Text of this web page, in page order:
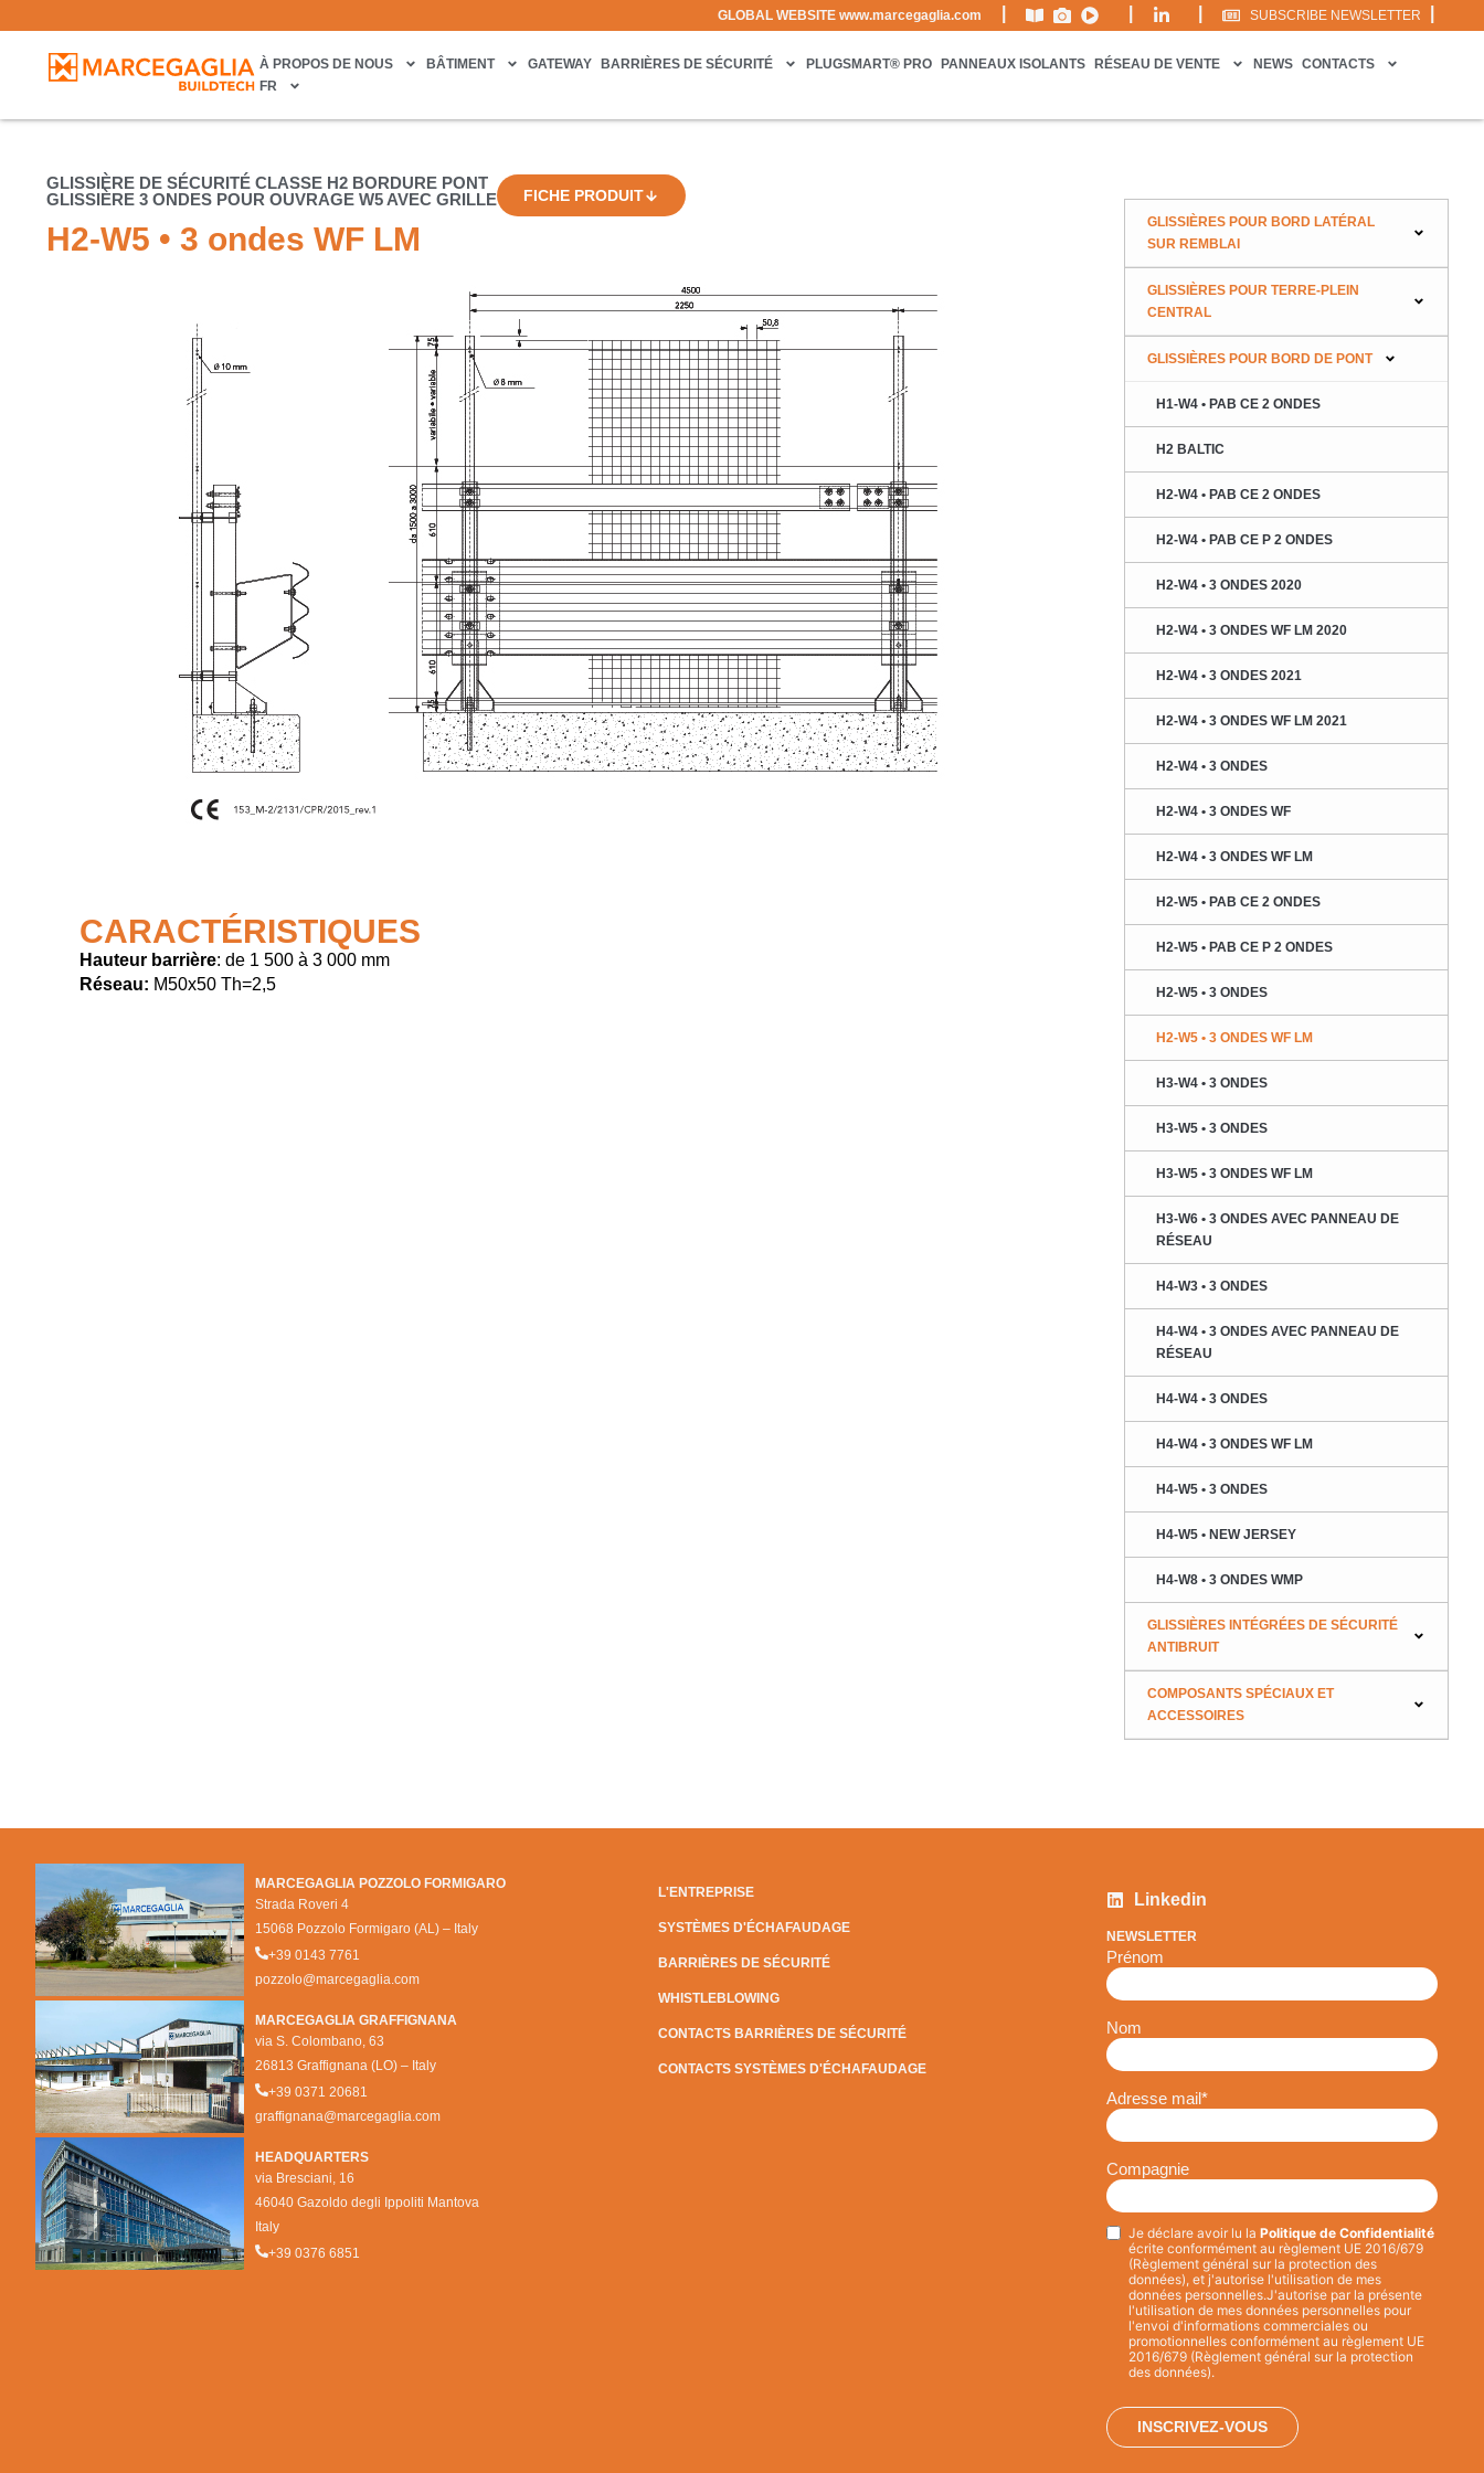
GLOBAL WEBSITE www.marcegaglia.com SUBSCRIBE NEWSLETTER
À PROPOS DE NOUS BÂTIMENT GATEWAY BARRIÈRES DE SÉCURITÉ PLUGSMART® PRO PANNEAUX ISOLANTS RÉSEAU DE VENTE NEWS
CONTACTS
FR
GLISSIÈRE DE SÉCURITÉ CLASSE H2 BORDURE PONT
GLISSIÈRE 3 ONDES POUR OUVRAGE W5 AVEC GRILLE
FICHE PRODUIT
H2-W5 • 3 ondes WF LM
CARACTÉRISTIQUES
Hauteur barrière: de 1 500 à 3 000 mm
Réseau: M50x50 Th=2,5
GLISSIÈRES POUR BORD LATÉRAL
SUR REMBLAI
GLISSIÈRES POUR TERRE-PLEIN
CENTRAL
GLISSIÈRES POUR BORD DE PONT
H1-W4 • PAB CE 2 ONDES
H2 BALTIC
H2-W4 • PAB CE 2 ONDES
H2-W4 • PAB CE P 2 ONDES
H2-W4 • 3 ONDES 2020
H2-W4 • 3 ONDES WF LM 2020
H2-W4 • 3 ONDES 2021
H2-W4 • 3 ONDES WF LM 2021
H2-W4 • 3 ONDES
H2-W4 • 3 ONDES WF
H2-W4 • 3 ONDES WF LM
H2-W5 • PAB CE 2 ONDES
H2-W5 • PAB CE P 2 ONDES
H2-W5 • 3 ONDES
H2-W5 • 3 ONDES WF LM
H3-W4 • 3 ONDES
H3-W5 • 3 ONDES
H3-W5 • 3 ONDES WF LM
H3-W6 • 3 ONDES AVEC PANNEAU DE
RÉSEAU
H4-W3 • 3 ONDES
H4-W4 • 3 ONDES AVEC PANNEAU DE
RÉSEAU
H4-W4 • 3 ONDES
H4-W4 • 3 ONDES WF LM
H4-W5 • 3 ONDES
H4-W5 • NEW JERSEY
H4-W8 • 3 ONDES WMP
GLISSIÈRES INTÉGRÉES DE SÉCURITÉ
ANTIBRUIT
COMPOSANTS SPÉCIAUX ET
ACCESSOIRES
MARCEGAGLIA POZZOLO FORMIGARO
Strada Roveri 4
15068 Pozzolo Formigaro (AL) – Italy
+39 0143 7761
pozzolo@marcegaglia.com
MARCEGAGLIA GRAFFIGNANA
via S. Colombano, 63
26813 Graffignana (LO) – Italy
+39 0371 20681
graffignana@marcegaglia.com
HEADQUARTERS
via Bresciani, 16
46040 Gazoldo degli Ippoliti Mantova
Italy
+39 0376 6851
L'ENTREPRISE
SYSTÈMES D'ÉCHAFAUDAGE
BARRIÈRES DE SÉCURITÉ
WHISTLEBLOWING
CONTACTS BARRIÈRES DE SÉCURITÉ
CONTACTS SYSTÈMES D'ÉCHAFAUDAGE
Linkedin
NEWSLETTER
Prénom
Nom
Adresse mail*
Compagnie
Privacy*
Je déclare avoir lu la Politique de Confidentialité
écrite conformément au règlement UE 2016/679
(Règlement général sur la protection des
données), et j'autorise l'utilisation de mes
données personnelles.J'autorise par la présente
l'utilisation de mes données personnelles pour
l'envoi d'informations commerciales ou
promotionnelles conformément au règlement UE
2016/679 (Règlement général sur la protection
des données).